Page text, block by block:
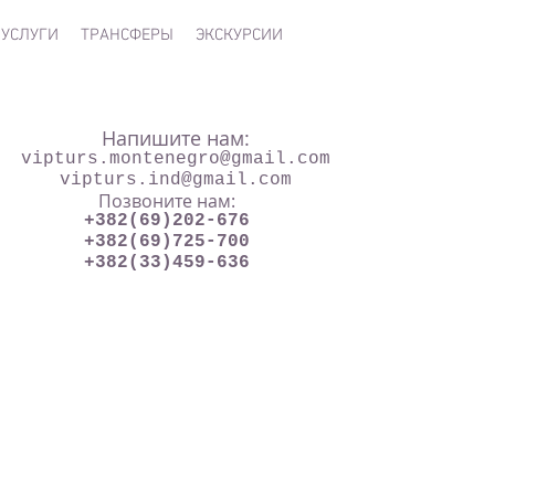
УСЛУГИ ТРАНСФЕРЫ ЭКСКУРСИИ
Напишите нам:
vipturs.montenegro@gmail.com
vipturs.ind@gmail.com
Позвоните нам:
+382(69)202-676
+382(69)725-700
+382(33)459-636